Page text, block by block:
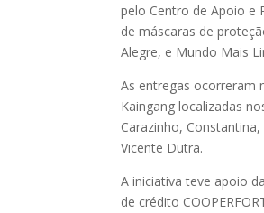
pelo Centro de Apoio e
de máscaras de
Alegre, e Mundo Mais
As entregas ocorreram
Kaingang localizadas
Carazinho,
Vicente Dutra.
A iniciativa teve apoio
de crédito